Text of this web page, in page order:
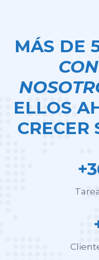
MÁS DE
ELLOS
CRECER